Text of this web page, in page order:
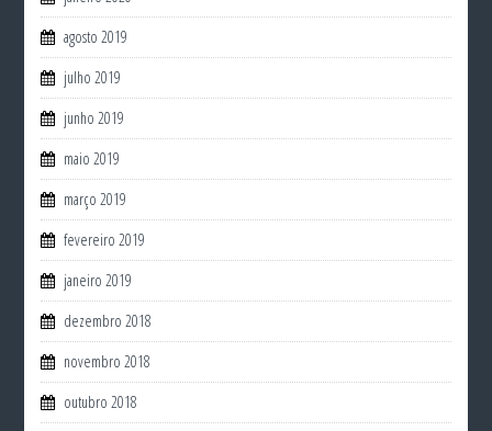
agosto 2019
julho 2019
junho 2019
maio 2019
março 2019
fevereiro 2019
janeiro 2019
dezembro 2018
novembro 2018
outubro 2018